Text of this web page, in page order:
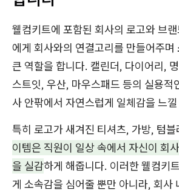
웰컴키트에 포함된 회사의 로고와 브
에게 회사와의 연결고리를 만들어주며
큰 역할을 합니다. 캘린더, 다이어리,
스트잇, 우산, 마우스패드 등의 실용적
사 안팎에서 자연스럽게 일체감을 느
특히 로고가 새겨진 티셔츠, 가방, 텀블
이템은 직원이 일상 속에서 자신이 회
을 실감하게 해줍니다. 이러한 웰컴키
게 소속감을 심어줄 뿐만 아니라, 회사